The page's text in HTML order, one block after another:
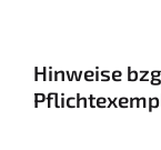
Hinweise